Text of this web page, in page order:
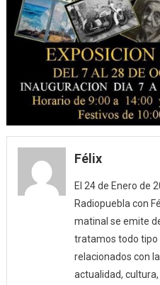
Félix
El 24 de Enero de
Radiopuebla con
matinal se emite
tratamos todo tipo
relacionados con
actualidad,